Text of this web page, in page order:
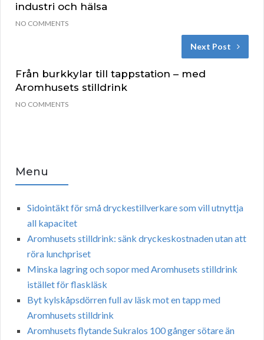
industri och hälsa
NO COMMENTS
Next Post
Från burkkylar till tappstation – med
Aromhusets stilldrink
NO COMMENTS
Menu
Sidointäkt för små dryckestillverkare som vill utnyttja
all kapacitet
Aromhusets stilldrink: sänk dryckeskostnaden utan att
röra lunchpriset
Minska lagring och sopor med Aromhusets stilldrink
istället för flaskläsk
Byt kylskåpsdörren full av läsk mot en tapp med
Aromhusets stilldrink
Aromhusets flytande Sukralos 100 gånger sötare än